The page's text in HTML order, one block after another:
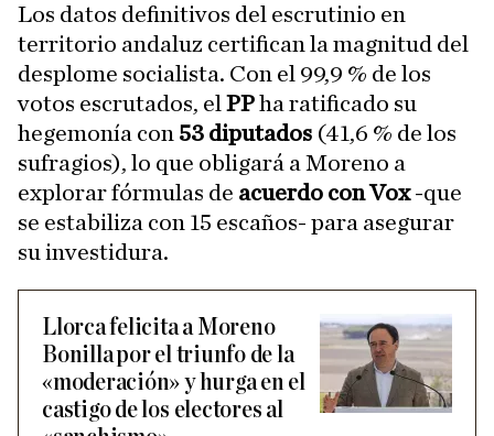
Los datos definitivos del escrutinio en
territorio andaluz certifican la magnitud del
desplome socialista. Con el 99,9 % de los
votos escrutados, el PPha ratificado su
hegemonía con 53 diputados (41,6 % de los
sufragios), lo que obligará a Moreno a
explorar fórmulas de acuerdo con Vox-que
se estabiliza con 15 escaños- para asegurar
su investidura.
Llorca felicita a Moreno
Bonilla por el triunfo de la
«moderación» y hurga en el
castigo de los electores al